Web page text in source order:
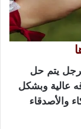
يتم حل
عالية وبشكل
والأصدقاء